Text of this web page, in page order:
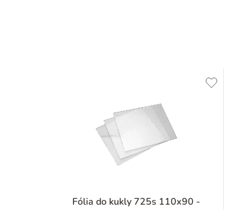
Fólia do kukly 725s 110x90 -